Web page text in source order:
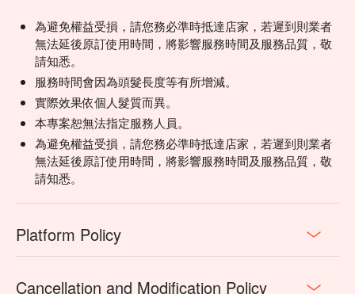
為避免權益受損，請您務必準時抵達店家，若遲到則業者
無法延後原訂使用時間，將影響服務時間及服務品質，敬
請知悉。
服務時間會因為頭髮長度等有所增減。
實際效果依個人髮質而異。
本專案恕無法指定服務人員。
為避免權益受損，請您務必準時抵達店家，若遲到則業者
無法延後原訂使用時間，將影響服務時間及服務品質，敬
請知悉。
Platform Policy
Cancellation and Modification Policy